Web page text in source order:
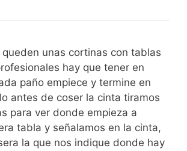
queden unas cortinas con tablas
hay que tener en
paño empiece y termine en
antes de coser la cinta tiramos
para ver donde empieza a
tabla y señalamos en la cinta,
la que nos indique donde hay